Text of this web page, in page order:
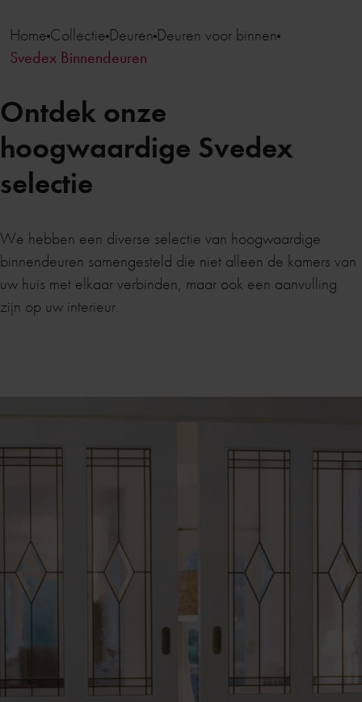
Home Collectie Deuren Deuren voor binnen
Svedex Binnendeuren
Ontdek onze
hoogwaardige Svedex
selectie
We hebben een diverse selectie van hoogwaardige
binnendeuren samengesteld die niet alleen de kamers van
uw huis met elkaar verbinden, maar ook een aanvulling
zijn op uw interieur.